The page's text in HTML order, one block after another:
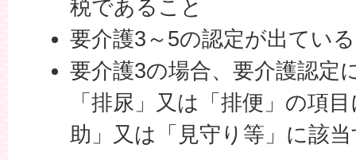
税であること
要介護3～5の認定が出てい
要介護3の場合、要介護認定
「排尿」又は「排便」の項
助」又は「見守り等」に該